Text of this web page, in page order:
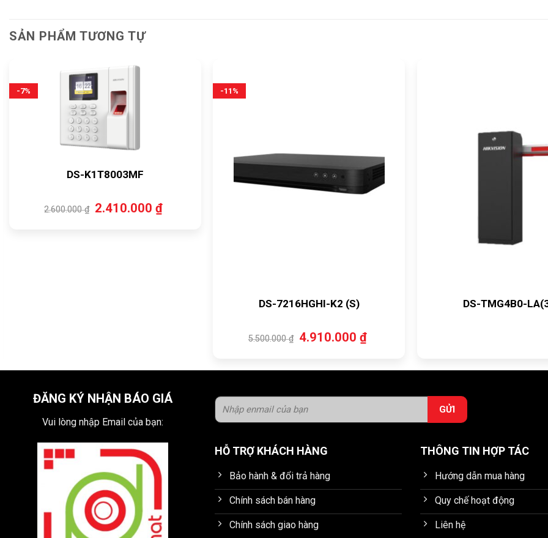
SẢN PHẨM TƯƠNG TỰ
-7%
DS-K1T8003MF
2.600.000₫ Giá
gốc
2.410.000₫
-11%
DS-7216HGHI-K2 (S)
5.500.000₫
Giá
gốc
4.910.000 ₫
4.910.000 ₫.
DS-TMG4B0-
ĐĂNG KÝ NHẬN BÁO GIÁ
Vui lòng nhập Email của bạn:
HỖ TRỢ KHÁCH HÀNG
Bảo hành & đổi trả hàng
Chính sách bán hàng
Chính sách giao hàng
THÔNG TIN HỢP TÁC
Hướng dẫn mua hàng
Quy chế hoạt động
Liên hệ